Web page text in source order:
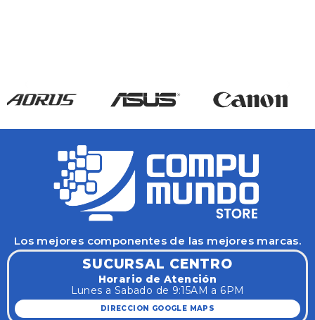
Los mejores componentes de las mejores marcas.
SUCURSAL CENTRO
Horario de Atención
Lunes a Sabado de 9:15AM a 6PM
DIRECCION GOOGLE MAPS